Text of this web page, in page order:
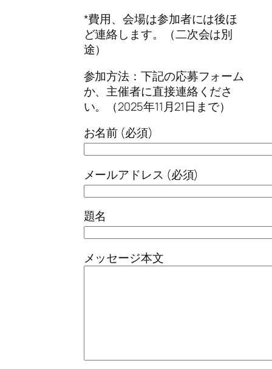
*費用、会場は参加者には後ほ
ど連絡します。（二次会は別
途）
参加方法：下記の応募フォーム
か、主催者に直接連絡くださ
い。（2025年11月21日まで）
お名前 (必須)
メールアドレス (必須)
題名
メッセージ本文